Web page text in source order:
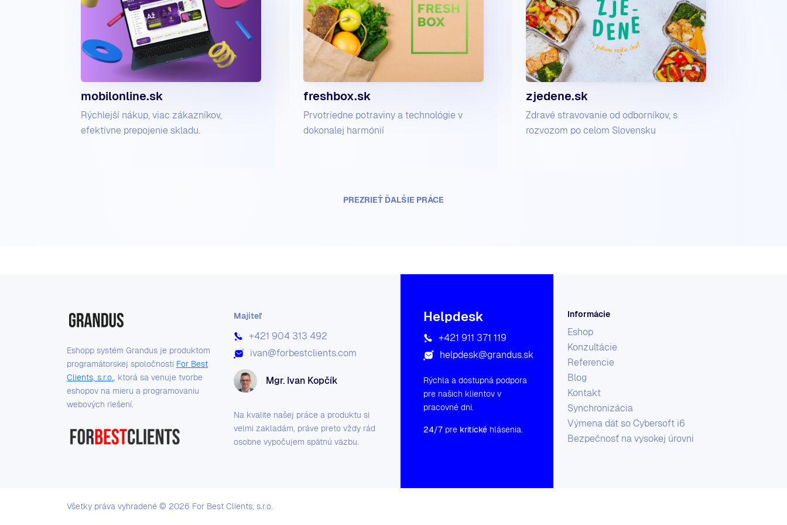
mobilonline.sk
Rýchlejší nákup, viac zákazníkov,
efektívne prepojenie skladu.
freshbox.sk
Prvotriedne potraviny a technológie v
dokonalej harmónií
zjedene.sk
Zdravé stravovanie od odborníkov, s
rozvozom po celom Slovensku
PREZRIEŤ ĎALŠIE PRÁCE
Eshopp systém Grandus je produktom
programátorskej spoločnosti For Best
Clients, s.r.o.
, ktorá sa venuje tvorbe
eshopov na mieru a programovaniu
webových riešení.
Majiteľ
+421 904 313 492
ivan@forbestclients.com
Mgr. Ivan Kopčík
Na kvalite našej práce a produktu si
velmi zakladám, práve preto vždy rád
osobne vypočujem spätnú väzbu.
Helpdesk
+421 911 371 119
helpdesk@grandus.sk
Rýchla a dostupná podpora
pre našich klientov v
pracovné dni.
24/7 pre kritické hlásenia.
Informácie
Eshop
Konzultácie
Referencie
Blog
Kontakt
Synchronizácia
Výmena dát so Cybersoft i6
Bezpečnosť na vysokej úrovni
Všetky práva vyhradené © 2026 For Best Clients, s.r.o.